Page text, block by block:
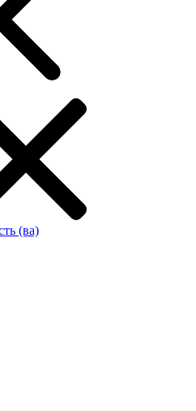
(ва)